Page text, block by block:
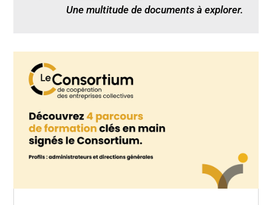
Une multitude de documents à explorer.